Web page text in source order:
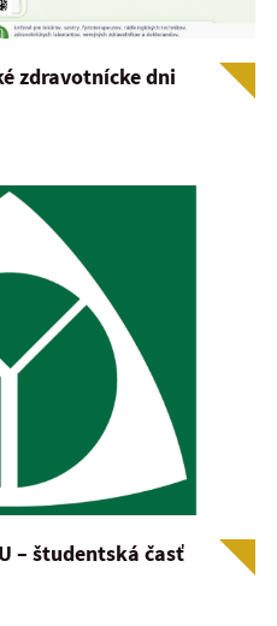
zdravotnícke dni
– študentská časť